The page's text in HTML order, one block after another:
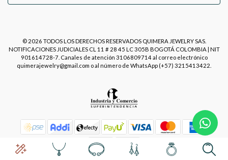
© 2026 TODOS LOS DERECHOS RESERVADOS QUIMERA JEWELRY SAS.
NOTIFICACIONES JUDICIALES CL 11 # 28 45 LC 305B BOGOTÁ COLOMBIA | NIT
901614728-7. Canales de atención 3106809714 al correo electrónico
quimerajewelry@gmail.com o al número de WhatsApp (+57) 3215413422.